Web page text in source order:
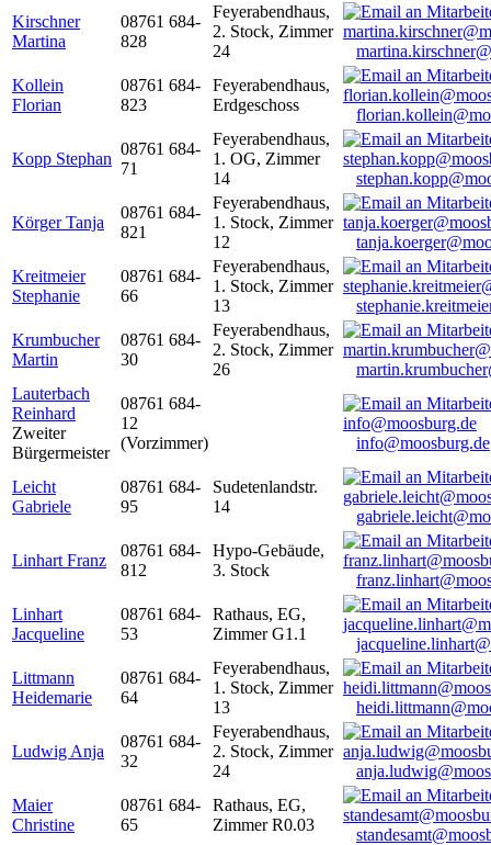
Kirschner
Martina
08761 684-
828
Feyerabendhaus,
2. Stock, Zimmer
24
Kollein
Florian
08761 684-
823
Feyerabendhaus,
Erdgeschoss
Kopp Stephan
08761 684-
71
Feyerabendhaus,
1. OG, Zimmer
14
Körger Tanja
08761 684-
821
Feyerabendhaus,
1. Stock, Zimmer
12
Kreitmeier
Stephanie
08761 684-
66
Feyerabendhaus,
1. Stock, Zimmer
13
Krumbucher
Martin
08761 684-
30
Feyerabendhaus,
2. Stock, Zimmer
26
Lauterbach
Reinhard
Zweiter
Bürgermeister
08761 684-
12
(Vorzimmer)
info@moosburg.de
Leicht
Gabriele
08761 684-
95
Sudetenlandstr.
14
Linhart Franz
08761 684-
812
Hypo-Gebäude,
3. Stock
Linhart
Jacqueline
08761 684-
53
Rathaus, EG,
Zimmer G1.1
Littmann
Heidemarie
08761 684-
64
Feyerabendhaus,
1. Stock, Zimmer
13
Ludwig Anja
08761 684-
32
Feyerabendhaus,
2. Stock, Zimmer
24
Maier
Christine
08761 684-
65
Rathaus, EG,
Zimmer R0.03